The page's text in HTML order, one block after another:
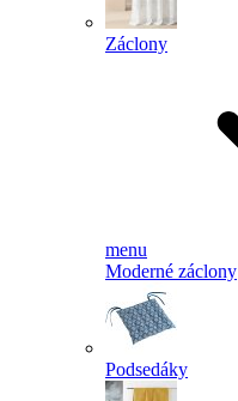
Záclony
menu
Moderné záclony
Podsedáky